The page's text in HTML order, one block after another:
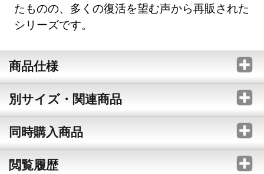
たものの、多くの復活を望む声から再販された
シリーズです。
商品仕様
別サイズ・関連商品
同時購入商品
閲覧履歴